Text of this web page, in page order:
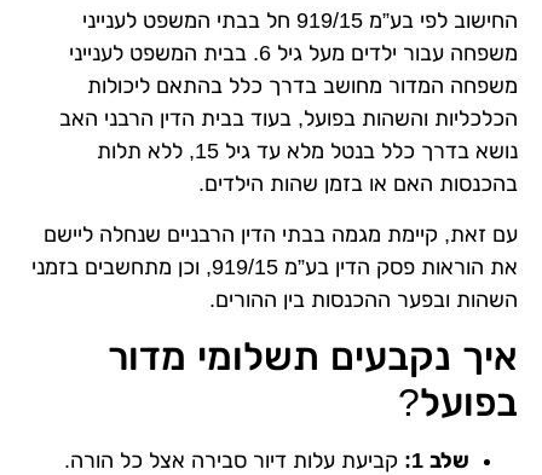
החישוב לפי בע”מ 919/15 חל בבתי המשפט לענייני
משפחה עבור ילדים מעל גיל 6. בבית המשפט לענייני
משפחה המדור מחושב בדרך כלל בהתאם ליכולות
הכלכליות והשהות בפועל, בעוד בבית הדין הרבני האב
נושא בדרך כלל בנטל מלא עד גיל 15, ללא תלות
בהכנסות האם או בזמן שהות הילדים.
עם זאת, קיימת מגמה בבתי הדין הרבניים שנחלה ליישם
את הוראות פסק הדין בע”מ 919/15, וכן מתחשבים בזמני
השהות ובפער ההכנסות בין ההורים.
איך נקבעים תשלומי מדור
בפועל?
שלב 1:
קביעת עלות דיור סבירה אצל כל הורה.